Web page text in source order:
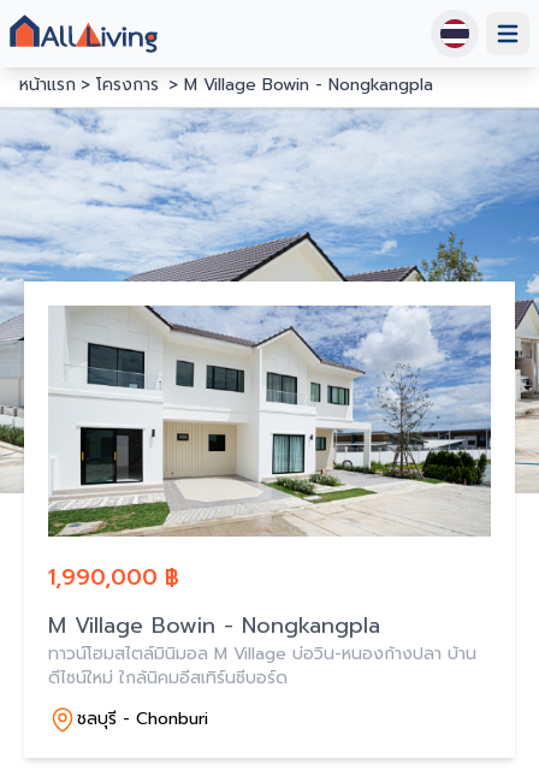
หน้าแรก
โครงการ M Village Bowin - Nongkangpla
1,990,000 ฿
M Village Bowin - Nongkangpla
ทาวน์โฮมสไตล์มินิมอล M Village บ่อวิน-หนองก้างปลา บ้าน
ดีไซน์ใหม่ ใกล้นิคมอีสเทิร์นซีบอร์ด
ชลบุรี - Chonburi